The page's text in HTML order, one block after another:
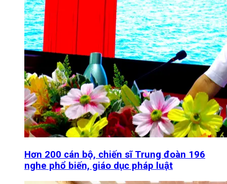
Hơn 200 cán bộ, chiến sĩ Trung đoàn 196
nghe phổ biến, giáo dục pháp luật